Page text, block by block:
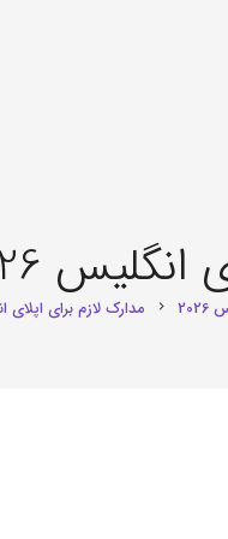
2026
chevron_right مدارک لازم برای اپلای